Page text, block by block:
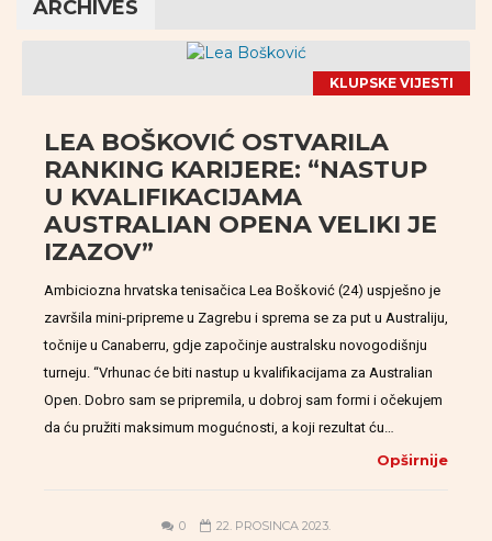
ARCHIVES
KLUPSKE VIJESTI
LEA BOŠKOVIĆ OSTVARILA
RANKING KARIJERE: “NASTUP
U KVALIFIKACIJAMA
AUSTRALIAN OPENA VELIKI JE
IZAZOV”
Ambiciozna hrvatska tenisačica Lea Bošković (24) uspješno je
završila mini-pripreme u Zagrebu i sprema se za put u Australiju,
točnije u Canaberru, gdje započinje australsku novogodišnju
turneju. “Vrhunac će biti nastup u kvalifikacijama za Australian
Open. Dobro sam se pripremila, u dobroj sam formi i očekujem
da ću pružiti maksimum mogućnosti, a koji rezultat ću…
Opširnije
0
22. PROSINCA 2023.